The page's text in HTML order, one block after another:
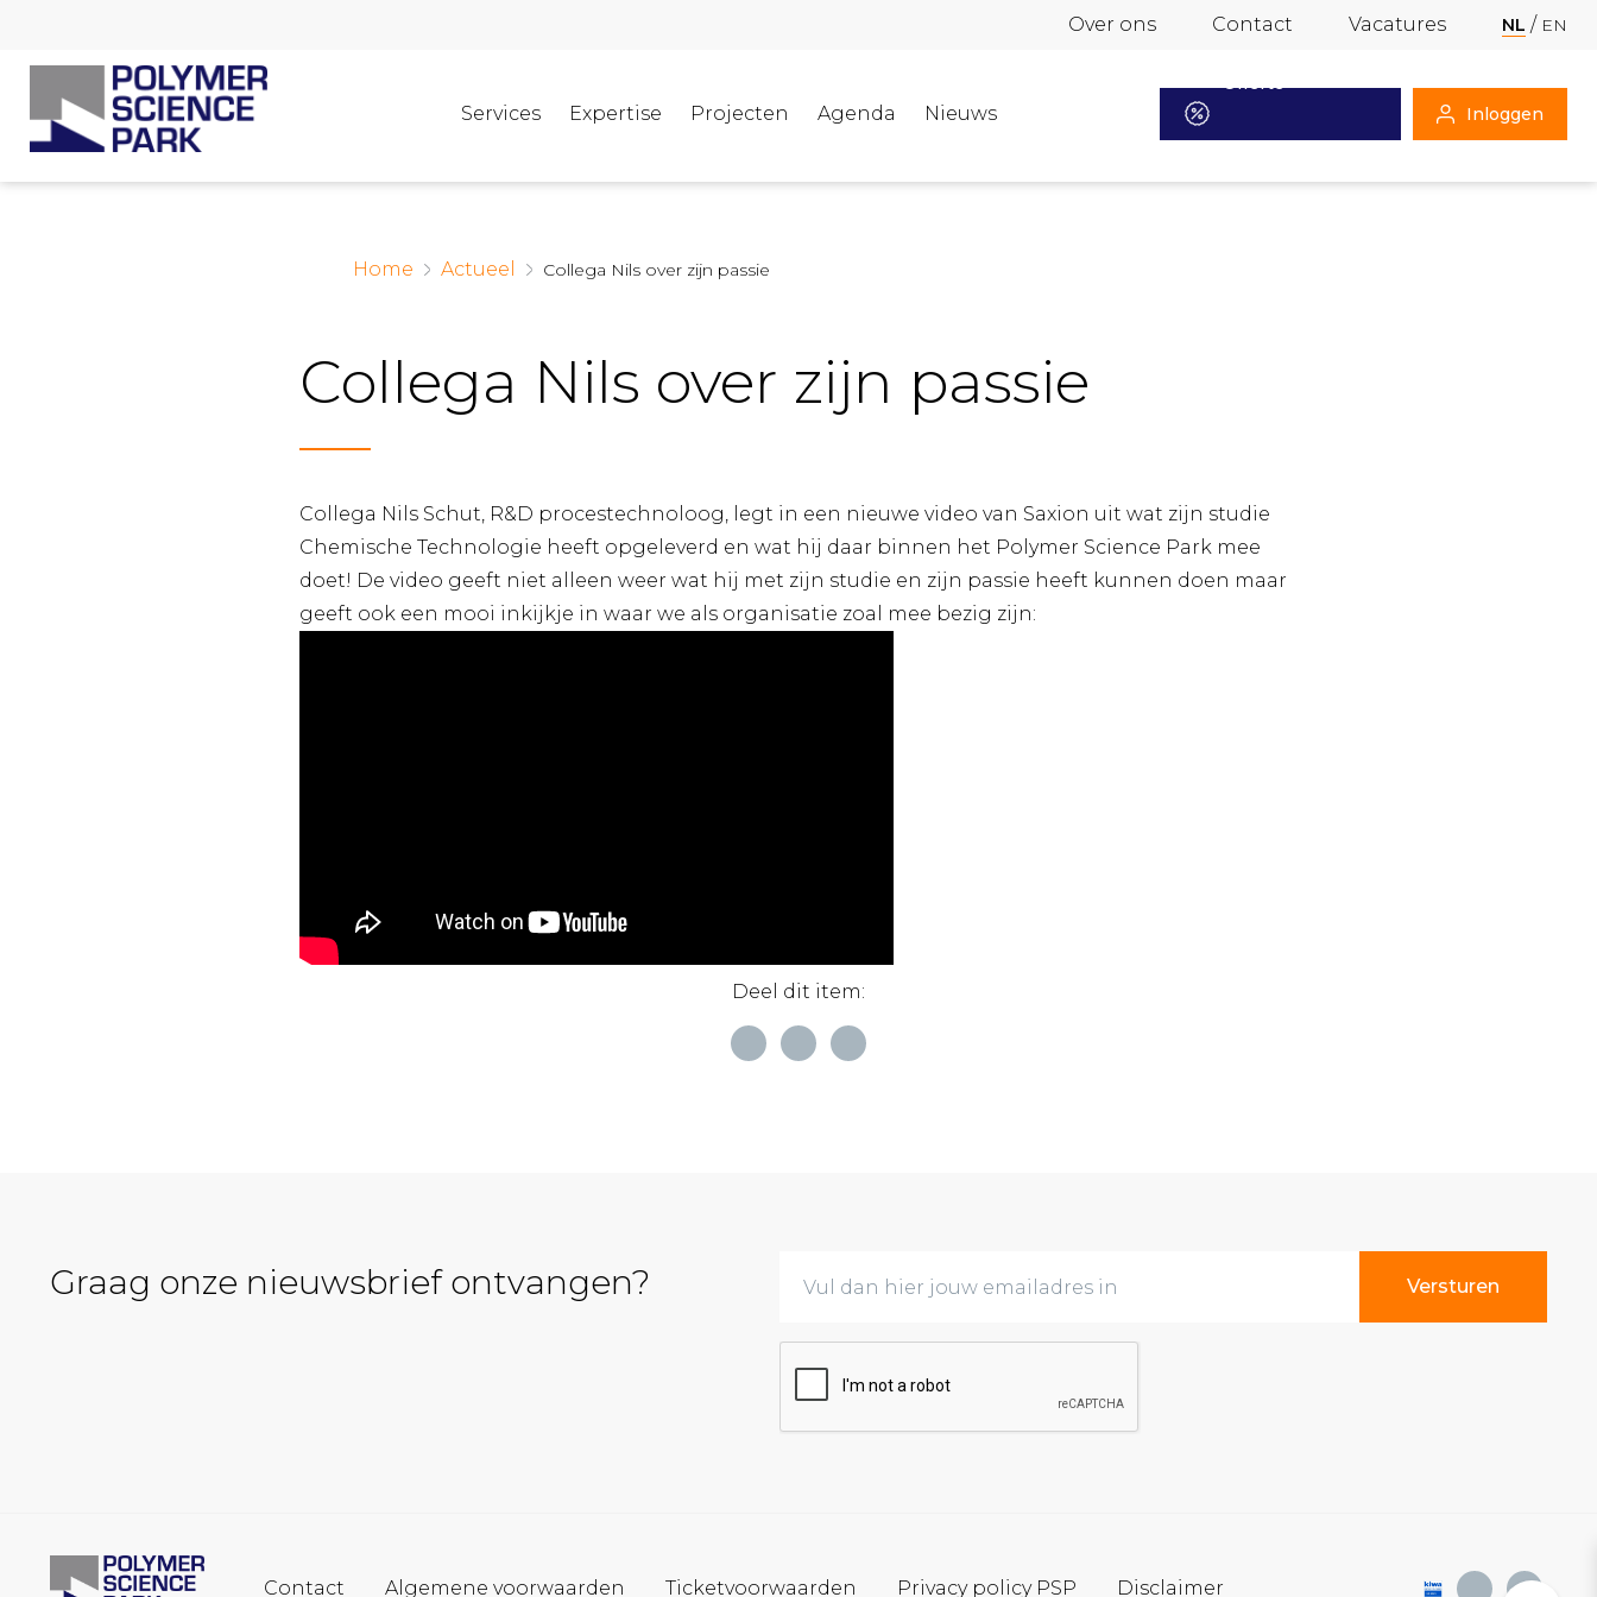
Over ons Contact Vacatures NL EN
Services Expertise Projecten Agenda Nieuws
Offerte
aanvragen
Inloggen
Home Actueel Collega Nils over zijn passie
Collega Nils over zijn passie
Collega Nils Schut, R&D procestechnoloog, legt in een nieuwe video van Saxion uit wat zijn studie
Chemische Technologie heeft opgeleverd en wat hij daar binnen het Polymer Science Park mee
doet! De video geeft niet alleen weer wat hij met zijn studie en zijn passie heeft kunnen doen maar
geeft ook een mooi inkijkje in waar we als organisatie zoal mee bezig zijn:
Deel dit item:
Graag onze nieuwsbrief ontvangen?
Contact Algemene voorwaarden Ticketvoorwaarden Privacy policy PSP Disclaimer